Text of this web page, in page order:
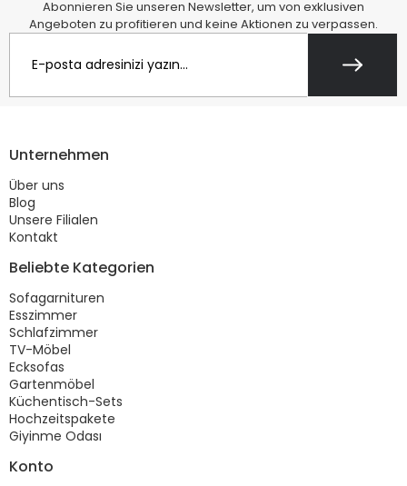
Abonnieren Sie unseren Newsletter, um von exklusiven
Angeboten zu profitieren und keine Aktionen zu verpassen.
Unternehmen
Über uns
Blog
Unsere Filialen
Kontakt
Beliebte Kategorien
Sofagarnituren
Esszimmer
Schlafzimmer
TV-Möbel
Ecksofas
Gartenmöbel
Küchentisch-Sets
Hochzeitspakete
Giyinme Odası
Konto